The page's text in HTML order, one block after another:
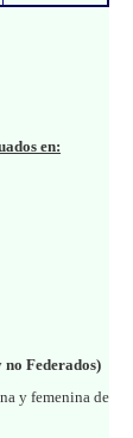
en:
Federados)
y femenina de